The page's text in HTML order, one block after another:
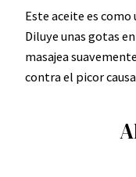
Este aceite es
Diluye unas gotas
masajea
contra el picor